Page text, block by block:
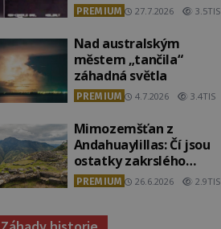
PREMIUM 27.7.2026 3.5TIS
Nad australským
městem „tančila“
záhadná světla
PREMIUM 4.7.2026 3.4TIS
Mimozemšťan z
Andahuaylillas: Čí jsou
ostatky zakrslého
stvoření s ohromnou
lebkou?
PREMIUM 26.6.2026 2.9TIS